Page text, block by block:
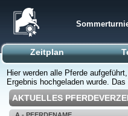
Zeitplan
Hier werden alle Pferde
Ergebnis hochgeladen wurde.
AKTUELLES